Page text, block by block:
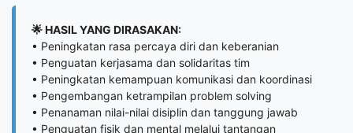
🌟 HASIL YANG DIRASAKAN:
• Peningkatan rasa percaya diri dan keberanian
• Penguatan kerjasama dan solidaritas tim
• Peningkatan kemampuan komunikasi dan koordinasi
• Pengembangan ketrampilan problem solving
• Penanaman nilai-nilai disiplin dan tanggung jawab
• Penguatan fisik dan mental melalui tantangan